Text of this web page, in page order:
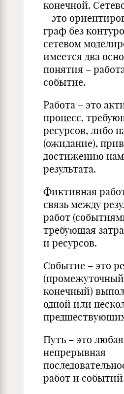
конечной.
– это
граф без
сетевом
имеется два
понятия –
событие.
Работа – это
процесс,
ресурсов, либо
(ожидание),
достижению
результата.
Фиктивная
связь между
работ
требующая
и ресурсов.
Событие – это
конечный)
одной или
Путь – это любая
непрерывная
работ и